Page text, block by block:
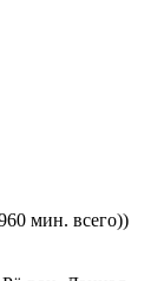
мин. всего))